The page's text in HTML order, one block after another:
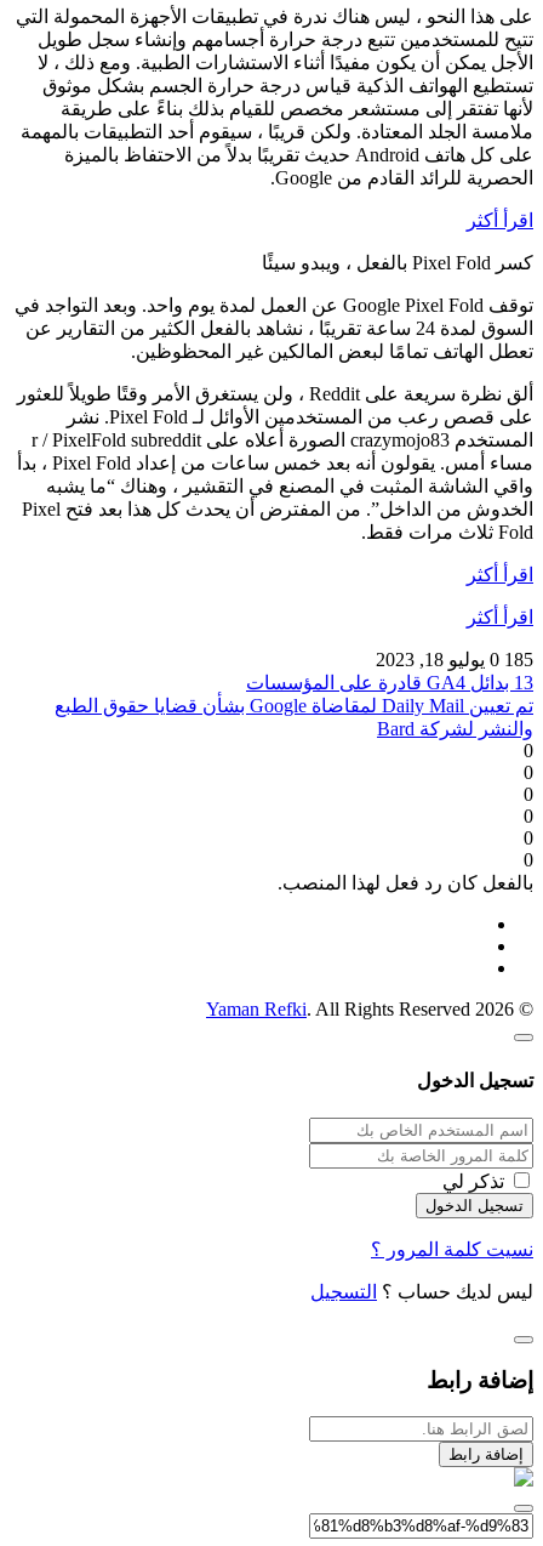
على هذا النحو ، ليس هناك ندرة في تطبيقات الأجهزة المحمولة التي
تتيح للمستخدمين تتبع درجة حرارة أجسامهم وإنشاء سجل طويل
الأجل يمكن أن يكون مفيدًا أثناء الاستشارات الطبية. ومع ذلك ، لا
تستطيع الهواتف الذكية قياس درجة حرارة الجسم بشكل موثوق
لأنها تفتقر إلى مستشعر مخصص للقيام بذلك بناءً على طريقة
ملامسة الجلد المعتادة. ولكن قريبًا ، سيقوم أحد التطبيقات بالمهمة
على كل هاتف Android حديث تقريبًا بدلاً من الاحتفاظ بالميزة
الحصرية للرائد القادم من Google.
اقرأ أكثر
كسر Pixel Fold بالفعل ، ويبدو سيئًا
توقف Google Pixel Fold عن العمل لمدة يوم واحد. وبعد التواجد في
السوق لمدة 24 ساعة تقريبًا ، نشاهد بالفعل الكثير من التقارير عن
تعطل الهاتف تمامًا لبعض المالكين غير المحظوظين.
ألق نظرة سريعة على Reddit ، ولن يستغرق الأمر وقتًا طويلاً للعثور
على قصص رعب من المستخدمين الأوائل لـ Pixel Fold. نشر
المستخدم crazymojo83 الصورة أعلاه على r / PixelFold subreddit
مساء أمس. يقولون أنه بعد خمس ساعات من إعداد Pixel Fold ، بدأ
واقي الشاشة المثبت في المصنع في التقشير ، وهناك “ما يشبه
الخدوش من الداخل”. من المفترض أن يحدث كل هذا بعد فتح Pixel
Fold ثلاث مرات فقط.
اقرأ أكثر
اقرأ أكثر
185
0 يوليو 18, 2023
13 بدائل GA4 قادرة على المؤسسات
تم تعيين Daily Mail لمقاضاة Google بشأن قضايا حقوق الطبع
والنشر لشركة Bard
0
0
0
0
0
0
بالفعل كان رد فعل لهذا المنصب.
© 2026
Yaman Refki. All Rights Reserved
تسجيل الدخول
تذكر لي
نسيت كلمة المرور ؟
ليس لديك حساب ؟ التسجيل
إضافة رابط
إضافة رابط